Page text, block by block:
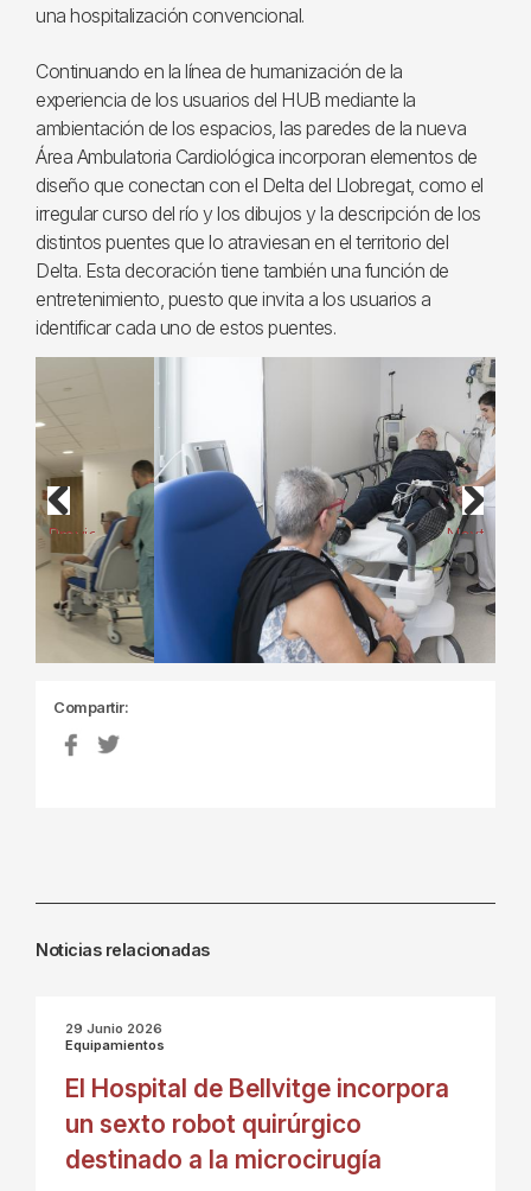
una hospitalización convencional.
Continuando en la línea de humanización de la
experiencia de los usuarios del HUB mediante la
ambientación de los espacios, las paredes de la nueva
Área Ambulatoria Cardiológica incorporan elementos de
diseño que conectan con el Delta del Llobregat, como el
irregular curso del río y los dibujos y la descripción de los
distintos puentes que lo atraviesan en el territorio del
Delta. Esta decoración tiene también una función de
entretenimiento, puesto que invita a los usuarios a
identificar cada uno de estos puentes.
Previous Next
Compartir:
Noticias relacionadas
29 Junio 2026
Equipamientos
El Hospital de Bellvitge incorpora
un sexto robot quirúrgico
destinado a la microcirugía